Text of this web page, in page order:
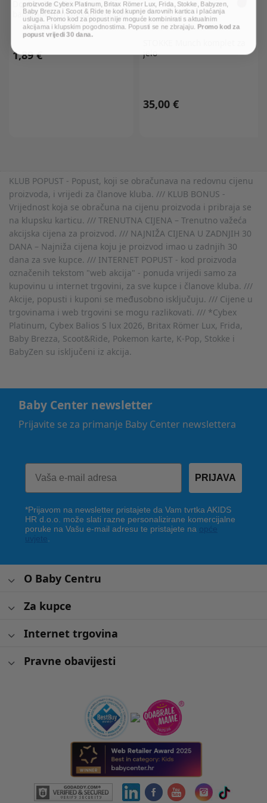
Double Care 56/1 s
bademovim mlijekom 100065
1,89 €
jelo
35,00 €
KLUB POPUST - Popust, koji se obračunava na redovnu cijenu
proizvoda, i vrijedi za članove kluba. /// KLUB BONUS -
Vrijednost koja se obračuna na cijenu proizvoda i pribraja se
na klupsku karticu. /// TRENUTNA CIJENA – Trenutno važeća
akcijska cijena za proizvod. /// NAJNIŽA CIJENA U ZADNJIH 30
DANA – Najniža cijena koju je proizvod imao u zadnjih 30
dana za sve kupce. /// INTERNET POPUST - kod proizvoda
označenih tekstom "web akcija" - ponuda vrijedi samo za
kupovinu u internet trgovini, za sve kupce i članove kluba. ///
Akcije, popusti i kuponi se međusobno isključuju. /// Cijene u
trgovinama i web trgovini se mogu razlikovati. /// *Cybex
Platinum, Cybex Balios S lux 2026, Britax Römer Lux, Frida,
Baby Brezza, Scoot&Ride, Pokemon karte, K-Pop, Stokke i
BabyZen su isključeni iz akcija.
Baby Center newsletter
Prijavite se za primanje Baby Center newslettera
PRIJAVA
*Prijavom na newsletter pristajete da Vam tvrtka AKIDS
HR d.o.o. može slati razne personalizirane komercijalne
poruke na Vašu e-mail adresu te pristajete na
O Baby Centru
Za kupce
Internet trgovina
Pravne obavijesti
proizvode Cybex Platinum, Britax Römer Lux, Frida, Stokke, Babyzen,
Baby Brezza i Scoot & Ride te kod kupnje darovnih kartica i plaćanja
usluga. Promo kod za popust nije moguće kombinirati s aktualnim
akcijama i klupskim pogodnostima. Popusti se ne zbrajaju. Promo kod za
popust vrijedi 30 dana.